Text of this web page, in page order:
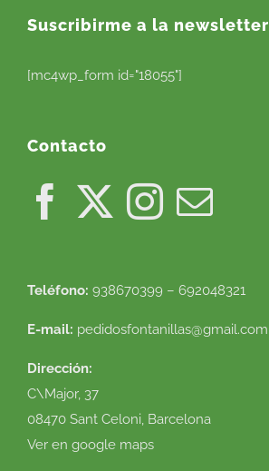
Suscribirme a la newsletter
[mc4wp_form id="18055"]
Contacto
Teléfono: 938670399 – 692048321
E-mail: pedidosfontanillas@gmail.com
Dirección:
C\Major, 37
08470 Sant Celoni, Barcelona
Ver en google maps